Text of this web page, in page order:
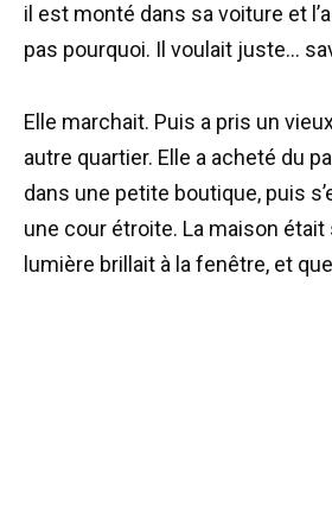
il est monté dans sa voiture et
pas pourquoi. Il voulait juste…
Elle marchait. Puis a pris un
autre quartier. Elle a acheté du
dans une petite boutique, puis
une cour étroite. La maison était
lumière brillait à la fenêtre, et